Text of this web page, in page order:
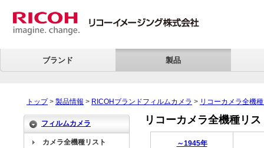
ブランド 製品
トップ > 製品情報 > RICOHブランドフィルムカメラ > リコーカメラ全機
リコーカメラ全機種リ
～1945年
フィルムカメラ
カメラ全機種リスト